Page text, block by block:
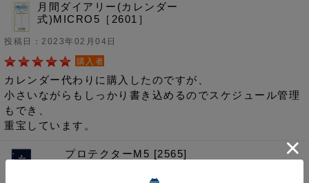
月間ダイアリー(カレンダー
式)MICRO5［2601］
投稿日：2023年02月04日
購入者
カレンダー代わりに購入したのですが、
小さいながらもしっかり書き込めるのでスケジュール管理
もでき、
重宝しています。
プロテクターM5 [2565]